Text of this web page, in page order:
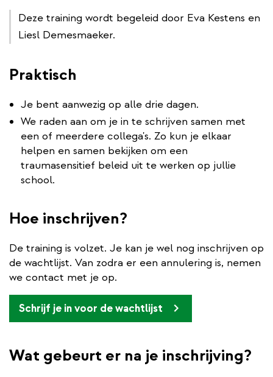
Deze training wordt begeleid door Eva Kestens en
Liesl Demesmaeker.
Praktisch
Je bent aanwezig op alle drie dagen.
We raden aan om je in te schrijven samen met
een of meerdere collega's. Zo kun je elkaar
helpen en samen bekijken om een
traumasensitief beleid uit te werken op jullie
school.
Hoe inschrijven?
De training is volzet. Je kan je wel nog inschrijven op
de wachtlijst. Van zodra er een annulering is, nemen
we contact met je op.
Schrijf je in voor de wachtlijst
Wat gebeurt er na je inschrijving?